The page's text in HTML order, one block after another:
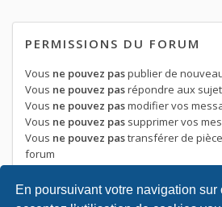
En poursuivant votre navigation sur
PERMISSIONS DU FORUM
Vous ne pouvez paspublier de
Vous ne pouvez pasrépondre aux
Vous ne pouvez pasmodifier vos
Vous ne pouvez pas supprimer vos
Vous ne pouvez pastransférer de
forum